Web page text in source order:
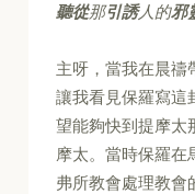
聽從那引誘人的邪
主呀，當我在晨禱
讓我看見保羅寫這
望能夠快到提摩太
摩太。當時保羅在
弗所教會處理教會